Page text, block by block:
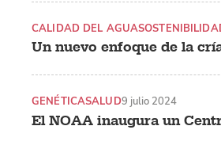
Un nuevo enfoque de la
CALIDAD DEL AGUA
El NOAA inaugura un
GENÉTICASALUD9 julio 2024